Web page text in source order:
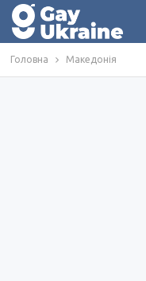
Головна Македонія